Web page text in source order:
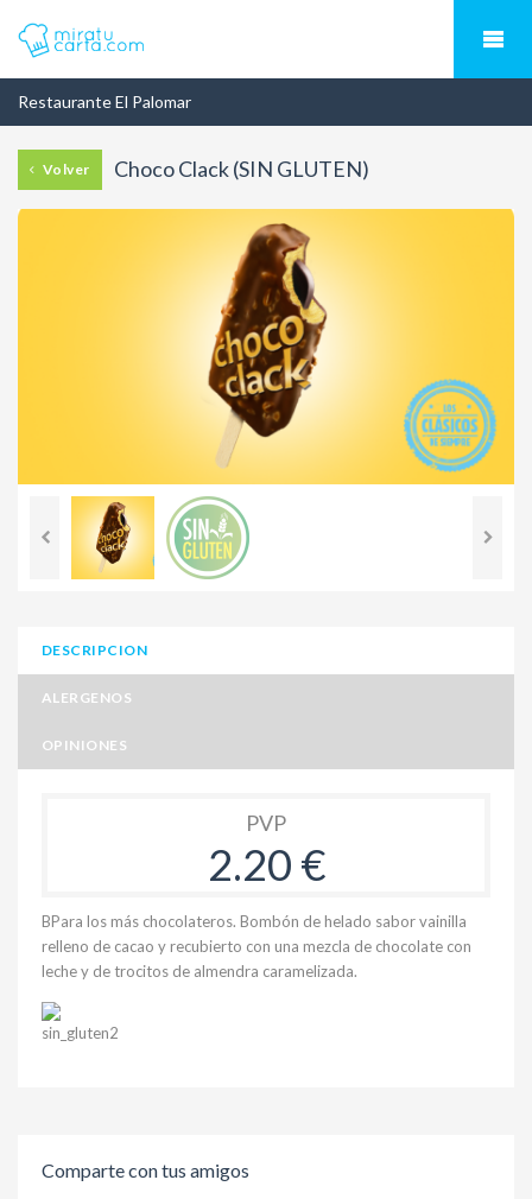
Restaurante El Palomar
Volver Choco Clack (SIN GLUTEN)
DESCRIPCION
ALERGENOS
OPINIONES
PVP
2.20 €
BPara los más chocolateros. Bombón de helado sabor vainilla
relleno de cacao y recubierto con una mezcla de chocolate con
leche y de trocitos de almendra caramelizada.
Comparte con tus amigos